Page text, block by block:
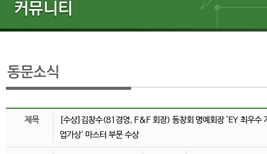
제목
[수상]김창수(81경영, F&F 회장) 동창회 명예회장 'EY 최우수
업가상' 마스터 부문 수상